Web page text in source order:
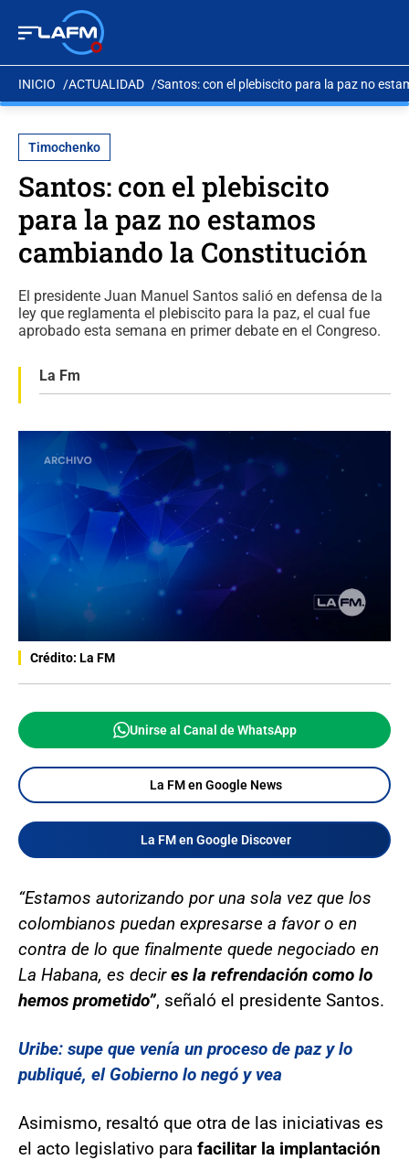
INICIO ACTUALIDAD Santos: con el plebiscito para la paz no
Timochenko
Santos: con el plebiscito
para la paz no estamos
cambiando la Constitución
El presidente Juan Manuel Santos salió en defensa de la
ley que reglamenta el plebiscito para la paz, el cual fue
aprobado esta semana en primer debate en el Congreso.
La Fm
Crédito: La FM
Unirse al Canal de WhatsApp
La FM en Google News
La FM en Google Discover
“Estamos autorizando por una sola vez que los
colombianos puedan expresarse a favor o en
contra de lo que finalmente quede negociado en
La Habana, es decires la refrendación como lo
hemos prometido”, señaló el presidente Santos.
Uribe: supe que venía un proceso de paz y lo
publiqué, el Gobierno lo negó y vea
Asimismo, resaltó que otra de las iniciativas es
el acto legislativo para facilitar la implantación